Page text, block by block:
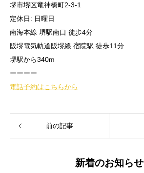
堺市堺区竜神橋町2-3-1
定休日: 日曜日
南海本線 堺駅南口 徒歩4分
阪堺電気軌道阪堺線 宿院駅 徒歩11分
堺駅から340m
ーーーー
電話予約はこちらから
前の記事
新着のお知らせ